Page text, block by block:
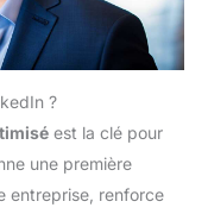
?
est la clé pour
une première
entreprise, renforce